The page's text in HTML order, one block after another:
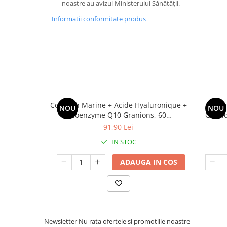
noastre au avizul Ministerului Sănătăţii.
Informatii conformitate produs
NOU
Collagen Marine + Acide Hyaluronique +
Coenzyme Q10 Granions, 60
comprimate – Complex Anti-Age cu
Immortelle și Minerale
91,90 Lei
IN STOC
ADAUGA IN COS
NOU
Newsletter Nu rata ofertele si promotiile noastre